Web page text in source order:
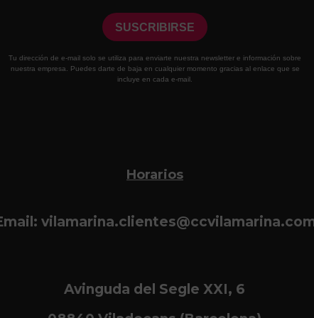
Horarios
Avinguda del Segle XXI, 6